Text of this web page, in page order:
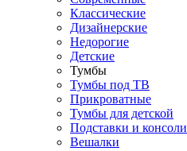
Классические
Дизайнерские
Недорогие
Детские
Тумбы
Тумбы под ТВ
Прикроватные
Тумбы для детской
Подставки и консоли
Вешалки